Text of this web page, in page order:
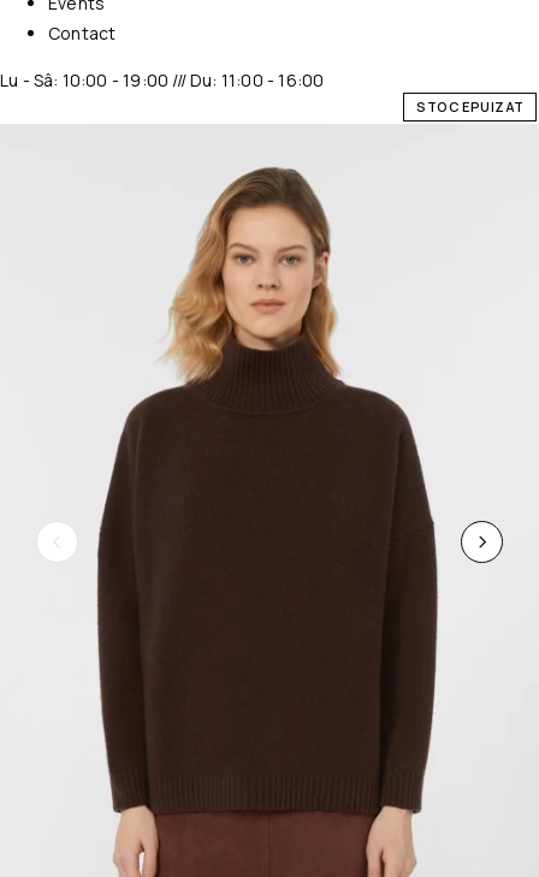
Contact
Lu - Sâ: 10:00 - 19:00 /// Du: 11:00 - 16:00
STOC EPUIZAT